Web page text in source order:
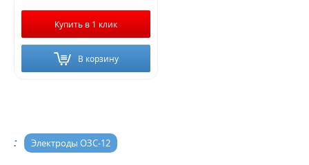
Купить в 1 клик
В корзину
: Электроды ОЗС-12